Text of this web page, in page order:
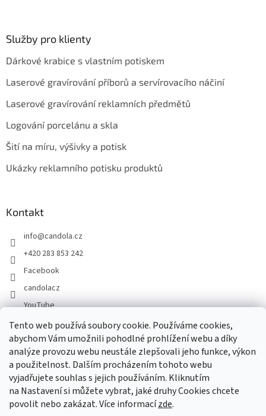
Tento web používá soubory cookie. Používáme cookies,
abychom Vám umožnili pohodlné prohlížení webu a díky
analýze provozu webu neustále zlepšovali jeho funkce, výkon
a použitelnost. Dalším procházením tohoto webu
vyjadřujete souhlas s jejich používáním. Kliknutím
na Nastavení si můžete vybrat, jaké druhy Cookies chcete
povolit nebo zakázat. Více informacízde.
Služby pro klienty
Dárkové krabice s vlastním potiskem
Laserové gravírování příborů a servírovacího náčiní
Laserové gravírování reklamních předmětů
Logování porcelánu a skla
Šití na míru, výšivky a potisk
Ukázky reklamního potisku produktů
Kontakt
info@candola.cz
+420 283 853 242
Facebook
candolacz
YouTube
Přijímáme online platby